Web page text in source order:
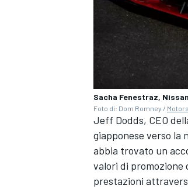
RALLY
Sacha Fenestraz,
Foto di: Dom Romney /
Jeff Dodds, CEO
giapponese verso la
abbia trovato un
valori di
prestazioni